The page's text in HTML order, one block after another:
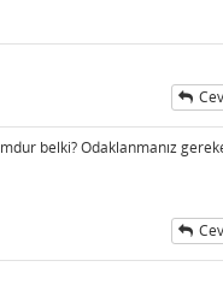
belki? Odaklanmanız